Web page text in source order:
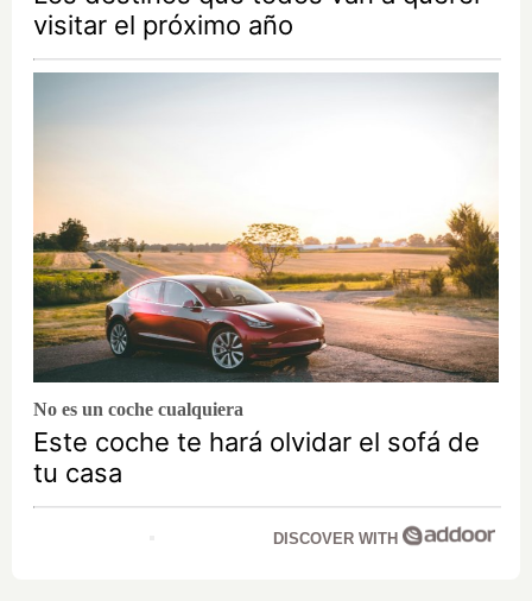
visitar el próximo año
No es un coche cualquiera
Este coche te hará olvidar el sofá de
tu casa
DISCOVER WITH